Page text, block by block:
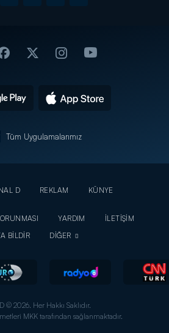
Tüm Uygulamalarımız
D REKLAM
KÜNYE
YARDIM
İLETİŞİM
BİLDİR
DİĞER
© 2026. Her Hakkı Saklıdır.
MKK tarafından sağlanmaktadır.